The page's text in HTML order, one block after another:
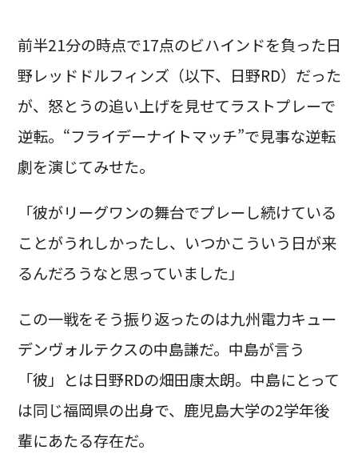
前半21分の時点で17点のビハインドを負った日
野レッドドルフィンズ（以下、日野RD）だった
が、怒とうの追い上げを見せてラストプレーで
逆転。“フライデーナイトマッチ”で見事な逆転
劇を演じてみせた。
「彼がリーグワンの舞台でプレーし続けている
ことがうれしかったし、いつかこういう日が来
るんだろうなと思っていました」
この一戦をそう振り返ったのは九州電力キュー
デンヴォルテクスの中島謙だ。中島が言う
「彼」とは日野RDの畑田康太朗。中島にとって
は同じ福岡県の出身で、鹿児島大学の2学年後
輩にあたる存在だ。